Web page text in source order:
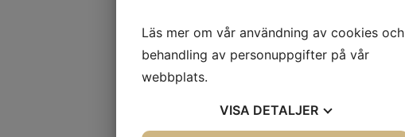
Läs mer om vår användning av cookies och
behandling av personuppgifter på vår
webbplats.
VISA DETALJER